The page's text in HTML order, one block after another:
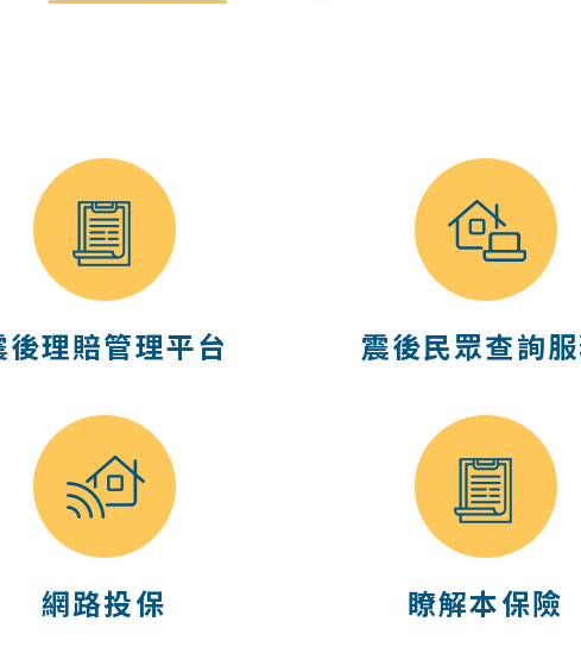
後理賠管理平台 震後民眾查詢
網路投保 瞭解本保險